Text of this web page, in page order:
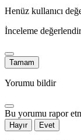
Henüz kullanıcı
İnceleme
Tamam
Yorumu bildir
Bu yorumu rapor
Hayır Evet